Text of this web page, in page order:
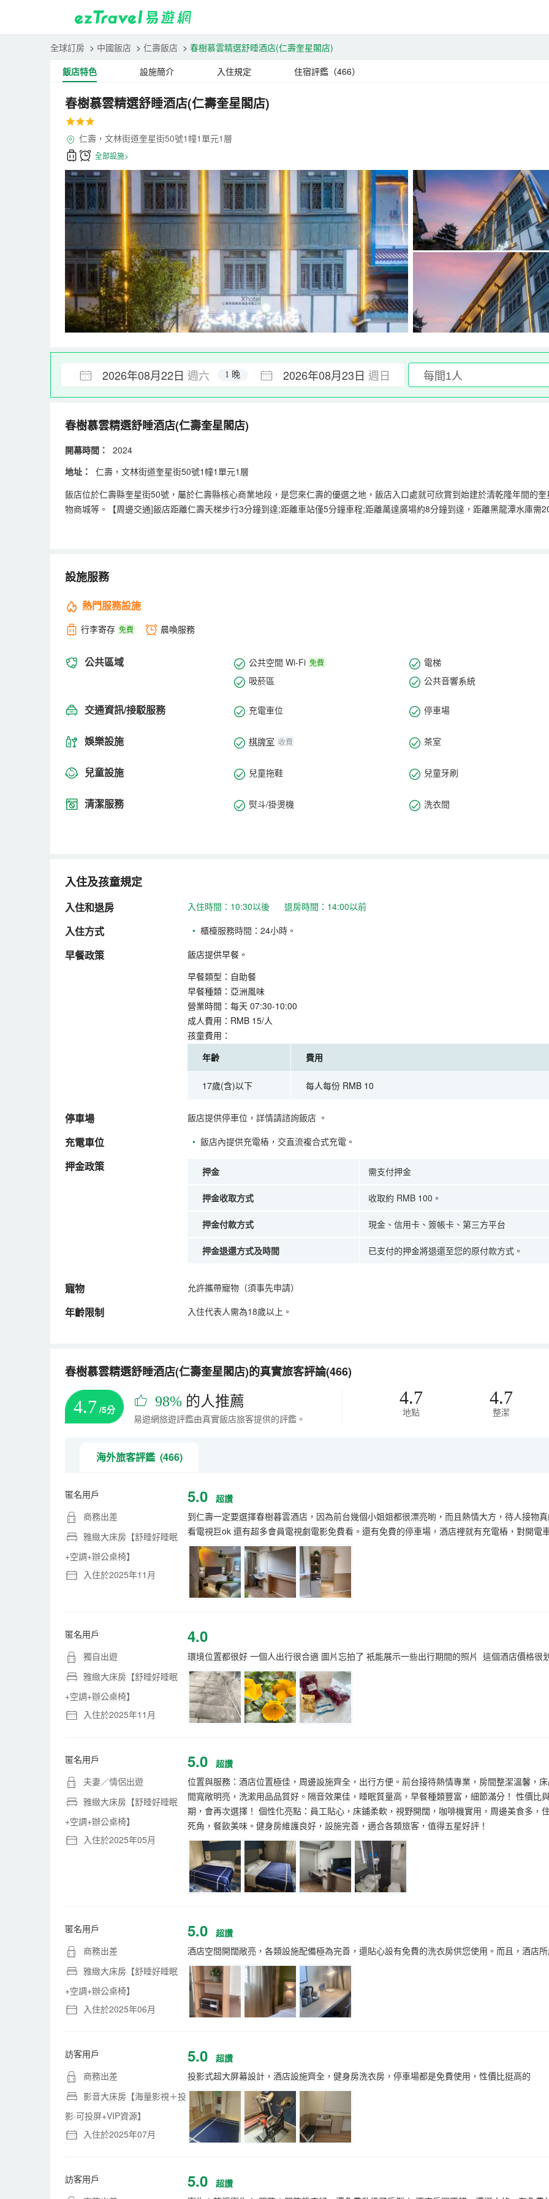
全球訂房 > 中國飯店 > 仁壽飯店 > 春樹慕雲精選舒睡酒店(仁壽奎星閣店)
飯店特色
設施簡介 入住規定 住宿評鑑（466）
春樹慕雲精選舒睡酒店(仁壽奎星閣店)
仁壽，文林街道奎星街50號1幢1單元1層
全部設施>
2026年08月22日 週六 2026年08月23日 週日
1 晚
春樹慕雲精選舒睡酒店(仁壽奎星閣店)
開幕時間：
2024
地址：
仁壽，文林街道奎星街50號1幢1單元1層
飯店位於仁壽縣奎星街50號，屬於仁壽縣核心商業地段，是您來仁壽的優選之地，飯店入口處就可欣賞到始建於清乾隆年間的
物商城等。【周邊交通]飯店距離仁壽天梯步行3分鐘到達;距離車站僅5分鐘車程;距離萬達廣場約8分鐘到達，距離黑龍潭水庫需
旅遊度假飯店、棋牌娛樂、茶坊、接待大小型會議的綜合性飯店，建築為防地震的小高層，內有良好的綠化帶，房內配設一應
舉辦多人的商務會議、各種發佈會、展覽等提供理想的場所。飯店提供24小時專享管家服務、退房時間延遲下午14:00，為您提
文明、禮貌、快捷、規範”的服務。飯店全體員工真誠歡迎您的到來。
設施服務
熱門服務設施
行李寄存 免費 晨喚服務
公共區域 公共空間 Wi-Fi 免費
電梯
吸菸區
公共音響系統
交通資訊/接駁服務 充電車位 停車場
娛樂設施 棋牌室 收費 茶室
兒童設施 兒童拖鞋 兒童牙刷
清潔服務 熨斗/掛燙機 洗衣間
入住及孩童規定
入住和退房 入住時間：10:30以後 退房時間：14:00以前
入住方式 • 櫃檯服務時間：24小時。
早餐政策
飯店提供早餐。
早餐類型：自助餐
早餐種類：亞洲風味
營業時間：每天 07:30-10:00
成人費用：RMB 15/人
孩童費用：
年齡
費用
17歲(含)以下 每人每份 RMB 10
停車場 飯店提供停車位，詳情請諮詢飯店 。
充電車位 • 飯店內提供充電樁，交直流複合式充電。
押金政策 押金 需支付押金
押金收取方式 收取約 RMB 100。
押金付款方式 現金、信用卡、簽帳卡、第三方平台
押金退還方式及時間 已支付的押金將退還至您的原付款方式。
寵物 允許攜帶寵物（須事先申請）
年齡限制 入住代表人需為18歲以上。
春樹慕雲精選舒睡酒店(仁壽奎星閣店)的真實旅客評論(466)
4.7 /5分 98% 的人推薦
易遊網旅遊評鑑由真實飯店旅客提供的評鑑。
4.7
地點
4.7
整潔
海外旅客評鑑 (466)
匿名用戶
商務出差
雅緻大床房【舒睡好睡眠
+空調+辦公桌椅】
入住於2025年11月
5.0
超讚
到仁壽一定要選擇春樹暮雲酒店，因為前台幾個小姐姐都很漂亮喲，而且熱情大方，待人接物
看電視巨ok 還有超多會員電視劇電影免費看。還有免費的停車場，酒店裡就有充電樁，對開電
匿名用戶
獨自出遊
雅緻大床房【舒睡好睡眠
+空調+辦公桌椅】
入住於2025年11月
4.0
環境位置都很好 一個人出行很合適 圖片忘拍了 衹能展示一些出行期間的照片 這個酒店價格很
匿名用戶
夫妻／情侶出遊
雅緻大床房【舒睡好睡眠
+空調+辦公桌椅】
入住於2025年05月
5.0
超讚
位置與服務：酒店位置極佳，周邊設施齊全，出行方便。前台接待熱情專業，房間整潔溫馨，
間寬敞明亮，洗漱用品品質好。隔音效果佳，睡眠質量高，早餐種類豐富，細節滿分！ 性價比
期，會再次選擇！ 個性化亮點：員工貼心，床鋪柔軟，視野開闊，咖啡機實用，周邊美食多，
死角，餐飲美味。健身房維護良好，設施完善，適合各類旅客，值得五星好評！
匿名用戶
商務出差
雅緻大床房【舒睡好睡眠
+空調+辦公桌椅】
入住於2025年06月
5.0
超讚
酒店空間開闊敞亮，各類設施配備極為完善，還貼心設有免費的洗衣房供您使用。而且，酒店
訪客用戶
商務出差
影音大床房【海量影視＋投
影·可投屏+VIP資源】
入住於2025年07月
5.0
超讚
投影式超大屏幕設計，酒店設施齊全，健身房洗衣房，停車場都是免費使用，性價比挺高的
訪客用戶
5.0
超讚